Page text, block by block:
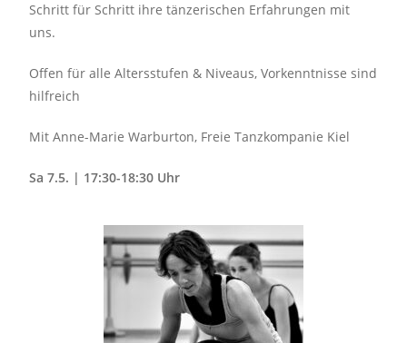
Schritt für Schritt ihre tänzerischen Erfahrungen mit
uns.
Offen für alle Altersstufen & Niveaus, Vorkenntnisse sind
hilfreich
Mit Anne-Marie Warburton, Freie Tanzkompanie Kiel
Sa 7.5. | 17:30-18:30 Uhr